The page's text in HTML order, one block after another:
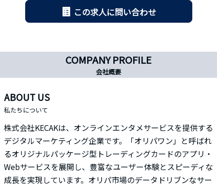
この求人に問い合わせ
COMPANY PROFILE
会社概要
ABOUT US
私たちについて
株式会社KECAKは、オンラインエンタメサービスを提供する
デジタルマーケティング企業です。「オリパワン」と呼ばれ
るオリジナルパッケージ型トレーディングカードのアプリ・
Webサービスを展開し、豊富なユーザー体験とスピーディな
成長を実現しています。オリパ市場のデータドリブンなサー